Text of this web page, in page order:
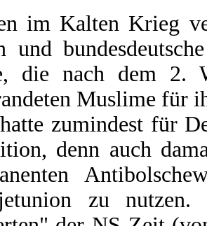
im Kalten Krieg
und
die nach dem 2.
Muslime für
zumindest für
denn auch
zu